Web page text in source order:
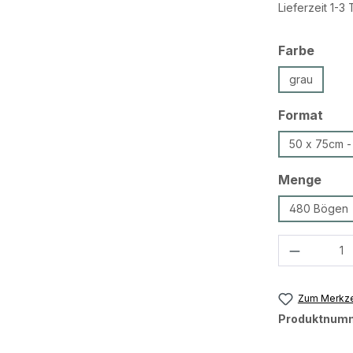
Lieferzeit 1-3
Farbe
grau
Format
50 x 75cm -
Menge
480 Bögen
Zum